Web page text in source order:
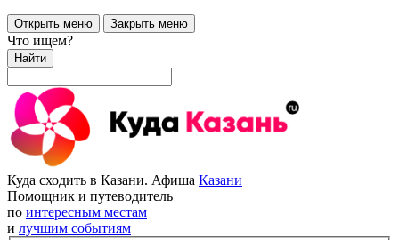
Открыть меню Закрыть меню
Что ищем?
Найти
Куда сходить в Казани. Афиша Казани
Помощник и путеводитель
по интересным местам
и лучшим событиям